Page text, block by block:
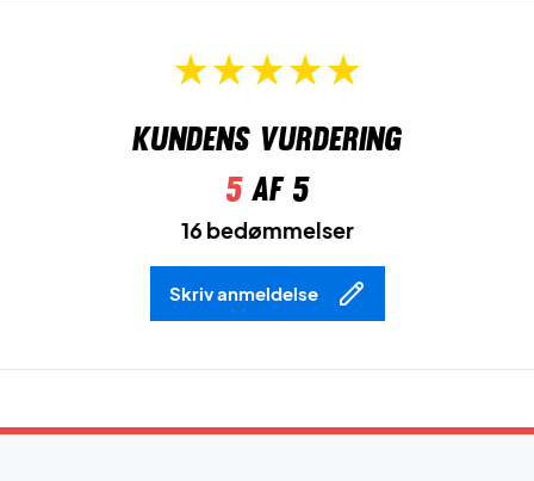
Kundens vurdering
5af 5
16 bedømmelser
Skriv anmeldelse